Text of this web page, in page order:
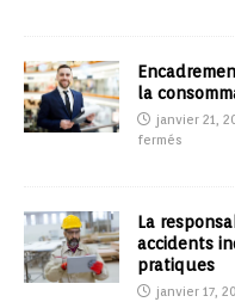
la
janvier 21,
fermés
La
accidents
pratiques
janvier 17,